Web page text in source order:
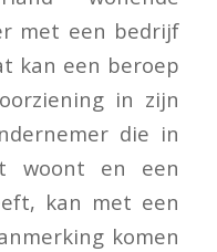
met een bedrijf
kan een beroep
in zijn
die in
woont en een
kan met een
komen